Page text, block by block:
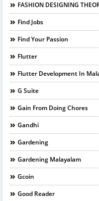
FASHION DESIGNING
Find Jobs
Find Your Passion
Flutter
Flutter Development In
G Suite
Gain From Doing Chores
Gandhi
Gardening
Gardening Malayalam
Gcoin
Good Reader